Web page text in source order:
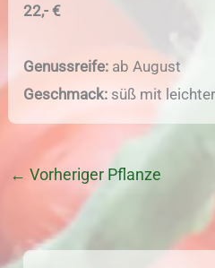
22,- €
Genussreife: ab August
Geschmack: süß mit
← Vorheriger Pflanze